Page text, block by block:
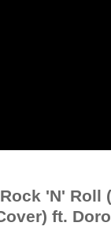
'N' Roll
ft. Doro